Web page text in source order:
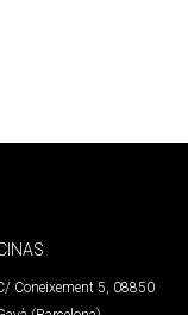
Coneixement 5, 08850